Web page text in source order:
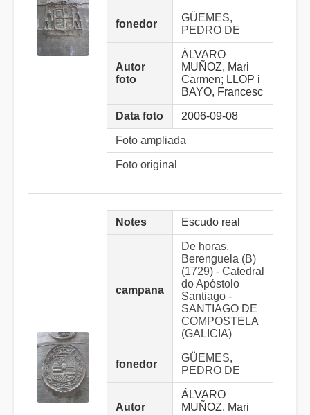
fonedor
GÜEMES,
PEDRO DE
Autor
foto
ÁLVARO
MUÑOZ, Mari
Carmen; LLOP i
BAYO, Francesc
Data foto 2006-09-08
Foto ampliada
Foto original
Notes Escudo real
campana
De horas,
Berenguela (B)
(1729) - Catedral
do Apóstolo
Santiago -
SANTIAGO DE
COMPOSTELA
(GALICIA)
fonedor
GÜEMES,
PEDRO DE
Autor
ÁLVARO
MUÑOZ, Mari